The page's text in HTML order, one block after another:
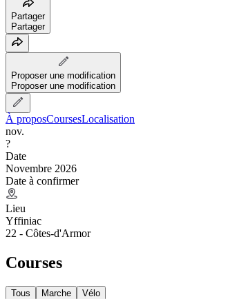
Partager
Partager
Proposer une modification
Proposer une modification
À proposCoursesLocalisation
nov.
?
Date
Novembre 2026
Date à confirmer
Lieu
Yffiniac
22 - Côtes-d'Armor
Courses
Tous Marche Vélo